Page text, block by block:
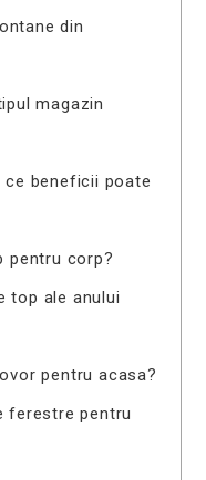
din
magazin
beneficii poate
pentru corp?
top ale anului
pentru acasa?
ferestre pentru